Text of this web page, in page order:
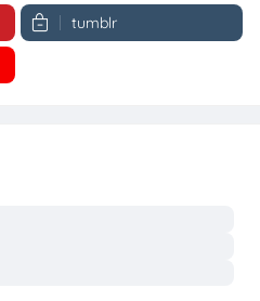
tumblr